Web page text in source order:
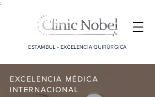
;
ESTAMBUL - EXCELENCIA QUIRÚRGICA
EXCELENCIA MÉDICA
INTERNACIONAL